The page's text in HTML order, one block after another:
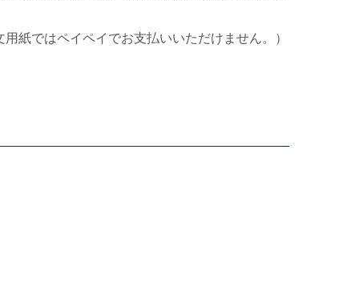
紙ではペイペイでお支払いいただけません。）